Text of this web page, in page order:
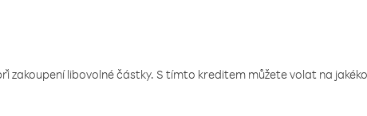
zakoupení libovolné částky. S tímto kreditem můžete volat na